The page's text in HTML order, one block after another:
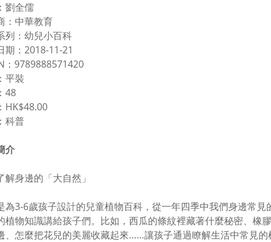
劉全儒
：中華教育
列：幼兒小百科
期：2018-11-21
：9789888571420
平裝
48
HK$48.00
科普
介
解身邊的「大自然」
為3-6歲孩子設計的兒童植物百科，從一年四季中我們身邊常
植物知識講給孩子們。比如，西瓜的條紋裡藏著什麼秘密、橡
、怎麼把花兒的美麗收藏起來……讓孩子通過瞭解生活中常見